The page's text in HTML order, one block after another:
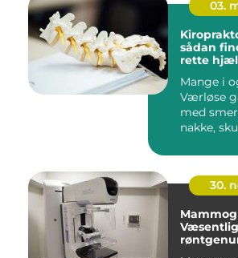
03.
sådan
rette
Mange i
Værløse
med
nakke,
er ...
30.
Væsentlig